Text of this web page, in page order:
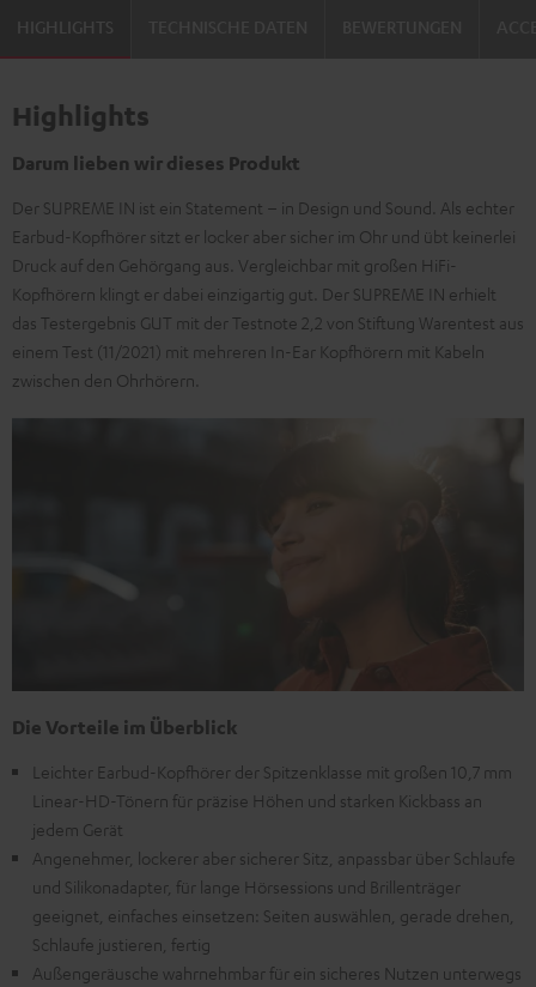
HIGHLIGHTS
Highlights
Darum lieben wir dieses Produkt
Der SUPREME IN ist ein Statement – in Design und Sound. Als echter
Earbud-Kopfhörer sitzt er locker aber sicher im Ohr und übt keinerlei
Druck auf den Gehörgang aus. Vergleichbar mit großen HiFi-
Kopfhörern klingt er dabei einzigartig gut. Der SUPREME IN erhielt
das Testergebnis GUT mit der Testnote 2,2 von Stiftung Warentest aus
einem Test (11/2021) mit mehreren In-Ear Kopfhörern mit Kabeln
zwischen den Ohrhörern.
Die Vorteile im Überblick
Leichter Earbud-Kopfhörer der Spitzenklasse mit großen 10,7 mm
Linear-HD-Tönern für präzise Höhen und starken Kickbass an
jedem Gerät
Angenehmer, lockerer aber sicherer Sitz, anpassbar über Schlaufe
und Silikonadapter, für lange Hörsessions und Brillenträger
geeignet, einfaches einsetzen: Seiten auswählen, gerade drehen,
Schlaufe justieren, fertig
Außengeräusche wahrnehmbar für ein sicheres Nutzen unterwegs